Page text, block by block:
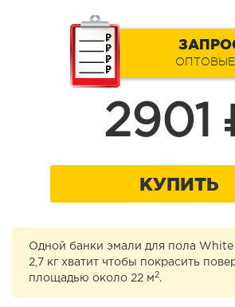
2901
КУПИТЬ
Одной банки эмали для пола White
2,7 кг хватит чтобы покрасить
площадью около 22 м 2.